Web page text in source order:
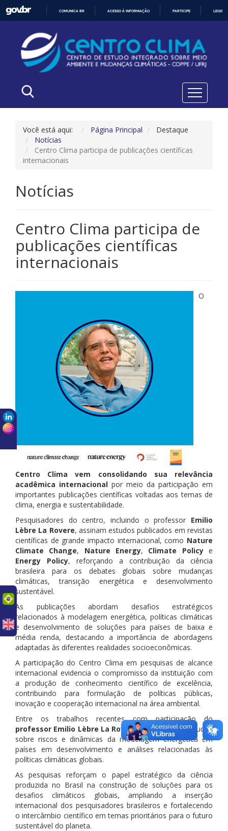
O
CONTEÚDO
COMUNICA BR ACESSO À INFORMAÇÃO PARTICIPE
Você está aqui: Página Principal
Destaque
Notícias
Centro Clima participa de publicações científicas
internacionais
Notícias
Centro Clima participa de
publicações científicas
internacionais
O
Centro Clima vem consolidando sua relevância
acadêmica internacional por meio da participação em
importantes publicações científicas voltadas aos temas de
clima, energia e sustentabilidade.
Pesquisadores do centro, incluindo o professor Emilio
Lèbre La Rovere, assinam estudos publicados em revistas
científicas de grande impacto internacional, como Nature
Climate Change, Nature Energy, Climate Policye
Energy Policy, reforçando a contribuição da ciência
brasileira para os debates globais sobre mudanças
climáticas, transição energética e desenvolvimento
sustentável.
As publicações abordam desafios estratégicos
relacionados à modelagem energética, políticas climáticas
e desenvolvimento de soluções para países de baixa e
média renda, destacando a importância de abordagens
adaptadas às diferentes realidades socioeconômicas.
A participação do Centro Clima em pesquisas de alcance
internacional evidencia o compromisso da instituição com
a produção de conhecimento científico de excelência,
contribuindo para formulação de políticas públicas,
inovação e cooperação internacional na área ambiental.
Entre os trabalhos recentes com participação do
professor Emilio Lèbre La Rovere, destacam-se estudos
sobre riscos e dinâmicas da modelagem energética em
países em desenvolvimento e análises relacionadas às
políticas climáticas globais.
As pesquisas reforçam o papel estratégico da ciência
produzida no Brasil na construção de soluções para os
desafios climáticos globais, ampliando a inserção
internacional dos pesquisadores brasileiros e fortalecendo
o intercâmbio científico em temas prioritários para o futuro
sustentável do planeta.